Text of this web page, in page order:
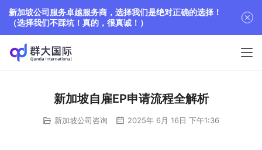
新加坡自雇EP申请流程全解析
新加坡公司咨询 2025年 6月 16日 下午1:36
新加坡公司服务卓越服务商，选择我们是绝对正确的选择！
（选择我们不踩坑！真的，很真诚！）